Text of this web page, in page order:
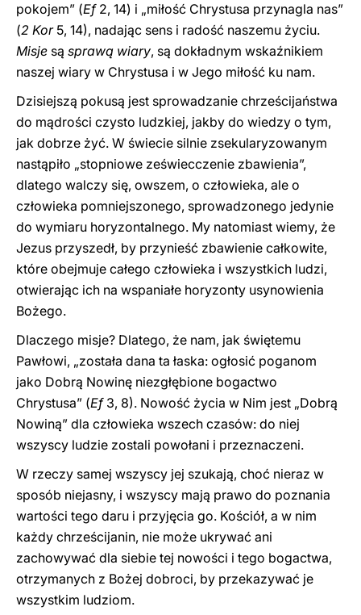
pokojem” (Ef2, 14) i „miłość Chrystusa przynagla nas”
(2 Kor5, 14), nadając sens i radość naszemu życiu.
Misje są sprawą wiary, są dokładnym wskaźnikiem
naszej wiary w Chrystusa i w Jego miłość ku nam.
Dzisiejszą pokusą jest sprowadzanie chrześcijaństwa
do mądrości czysto ludzkiej, jakby do wiedzy o tym,
jak dobrze żyć. W świecie silnie zsekularyzowanym
nastąpiło „stopniowe zeświecczenie zbawienia”,
dlatego walczy się, owszem, o człowieka, ale o
człowieka pomniejszonego, sprowadzonego jedynie
do wymiaru horyzontalnego. My natomiast wiemy, że
Jezus przyszedł, by przynieść zbawienie całkowite,
które obejmuje całego człowieka i wszystkich ludzi,
otwierając ich na wspaniałe horyzonty usynowienia
Bożego.
Dlaczego misje? Dlatego, że nam, jak świętemu
Pawłowi, „została dana ta łaska: ogłosić poganom
jako Dobrą Nowinę niezgłębione bogactwo
Chrystusa” (Ef3, 8). Nowość życia w Nim jest „Dobrą
Nowiną” dla człowieka wszech czasów: do niej
wszyscy ludzie zostali powołani i przeznaczeni.
W rzeczy samej wszyscy jej szukają, choć nieraz w
sposób niejasny, i wszyscy mają prawo do poznania
wartości tego daru i przyjęcia go. Kościół, a w nim
każdy chrześcijanin, nie może ukrywać ani
zachowywać dla siebie tej nowości i tego bogactwa,
otrzymanych z Bożej dobroci, by przekazywać je
wszystkim ludziom.